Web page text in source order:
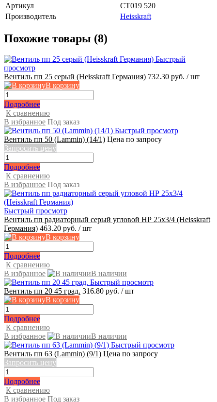
Артикул
СТ019 520
Производитель
Heisskraft
Похожие товары (8)
Быстрый
просмотр
Вентиль пп 25 серый (Heisskraft Германия) 732.30 руб. / шт
В корзину
Подробнее
К сравнению
В избранное Под заказ
Быстрый просмотр
Вентиль пп 50 (Lammin) (14/1) Цена по запросу
Запросить цену
Подробнее
К сравнению
В избранное Под заказ
Быстрый просмотр
Вентиль пп радиаторный серый угловой НР 25х3/4 (Heisskraft
Германия) 463.20 руб. / шт
В корзину
Подробнее
К сравнению
В избранное
В наличии
Быстрый просмотр
Вентиль пп 20 45 град. 316.80 руб. / шт
В корзину
Подробнее
К сравнению
В избранное
В наличии
Быстрый просмотр
Вентиль пп 63 (Lammin) (9/1) Цена по запросу
Запросить цену
Подробнее
К сравнению
В избранное Под заказ